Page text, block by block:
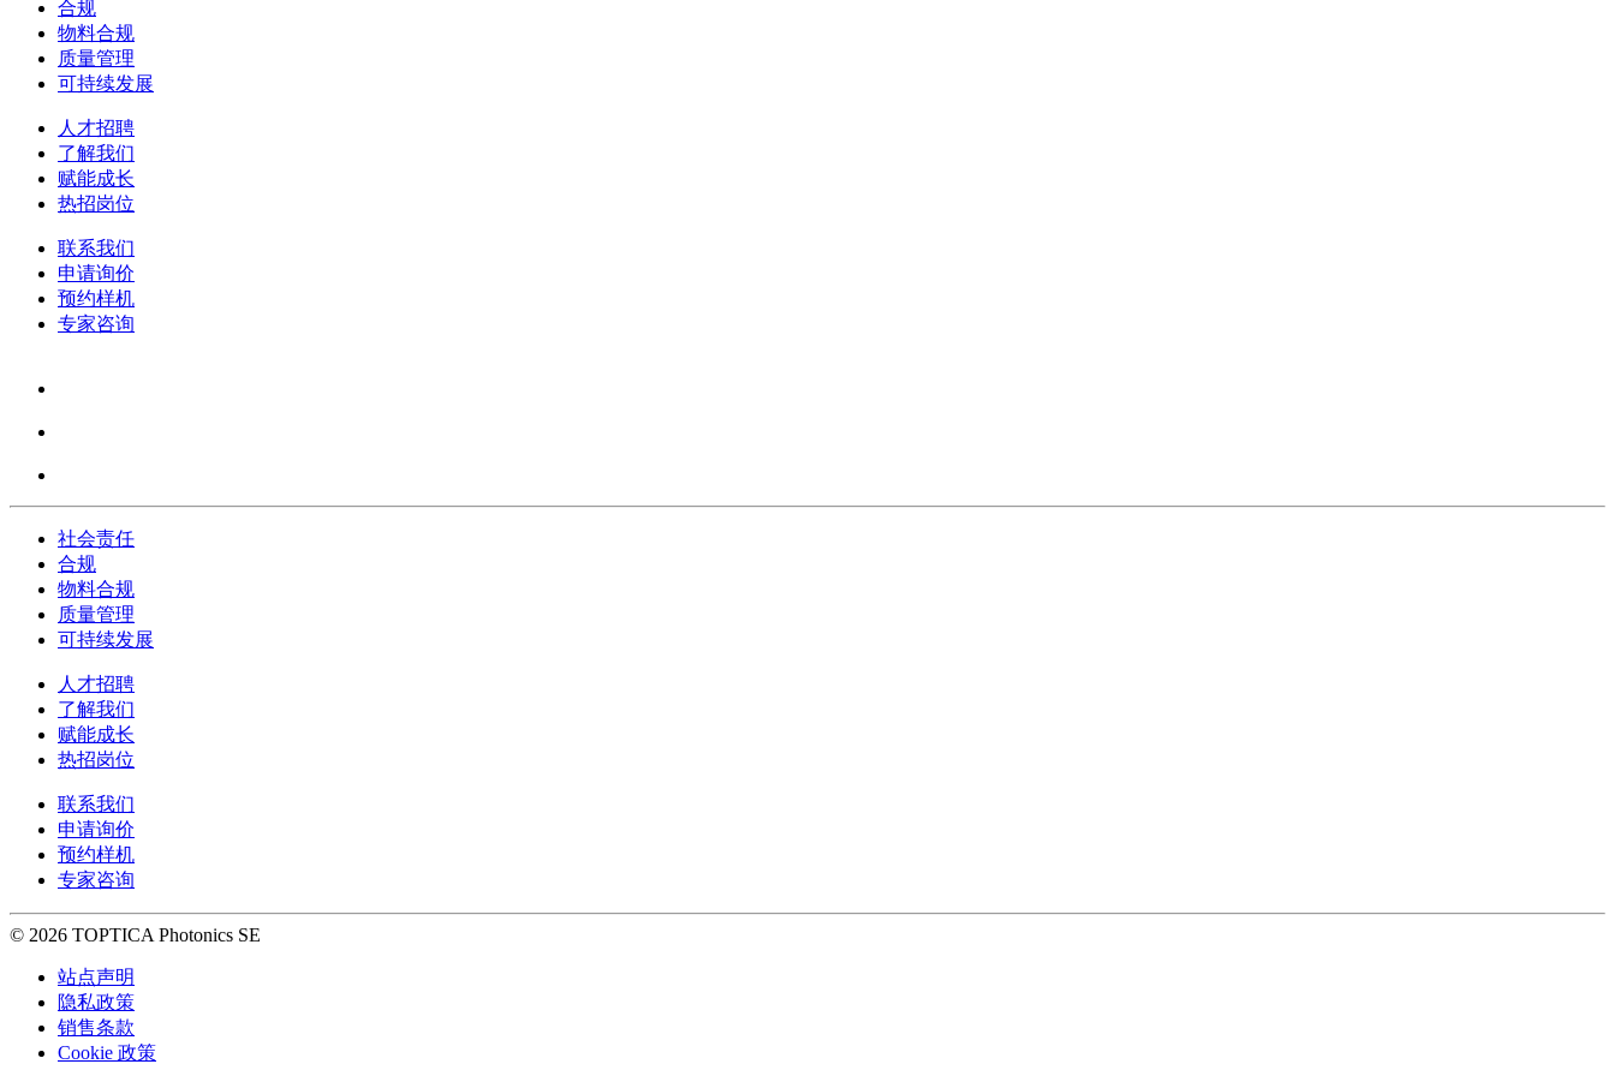
合规
物料合规
质量管理
可持续发展
人才招聘
了解我们
赋能成长
热招岗位
联系我们
申请询价
预约样机
专家咨询
社会责任
合规
物料合规
质量管理
可持续发展
人才招聘
了解我们
赋能成长
热招岗位
联系我们
申请询价
预约样机
专家咨询
© 2026 TOPTICA Photonics SE
站点声明
隐私政策
销售条款
Cookie 政策